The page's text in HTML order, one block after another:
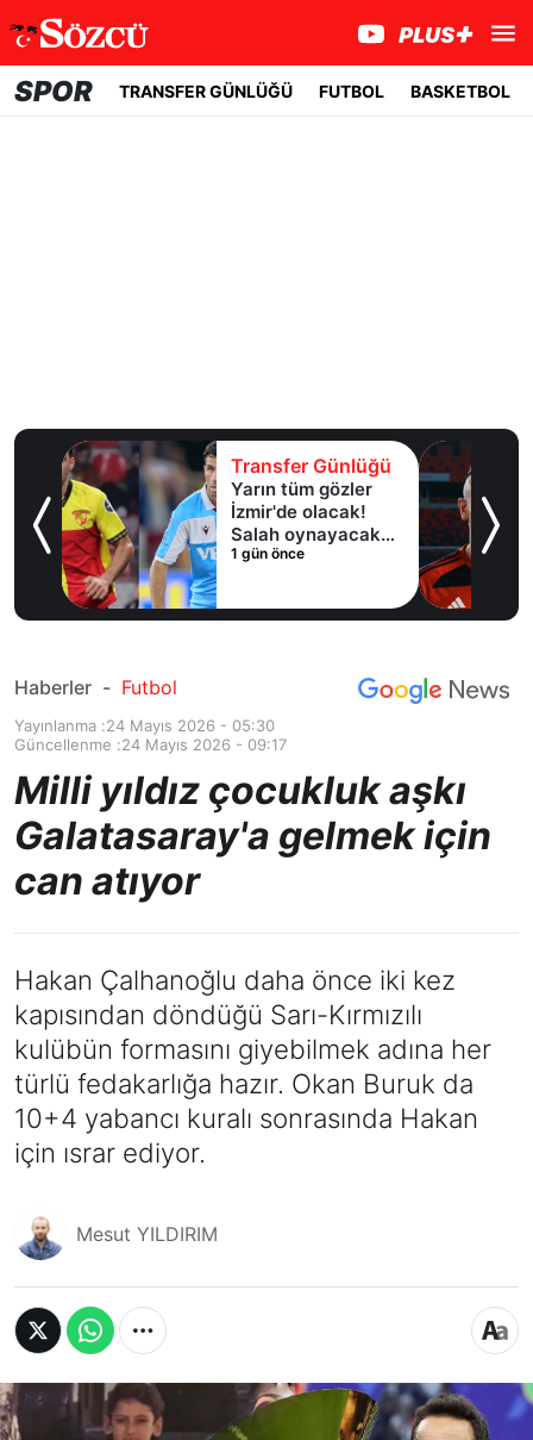
SPOR TRANSFER GÜNLÜĞÜ FUTBOL BASKETBOL
Transfer Günlüğü
Yarın tüm gözler
İzmir'de olacak!
Salah oynayacak
mı?
1 gün önce
Haberler - Futbol
Yayınlanma :24 Mayıs 2026 - 05:30
Güncellenme :24 Mayıs 2026 - 09:17
Milli yıldız çocukluk aşkı
Galatasaray'a gelmek için
can atıyor
Hakan Çalhanoğlu daha önce iki kez
kapısından döndüğü Sarı-Kırmızılı
kulübün formasını giyebilmek adına her
türlü fedakarlığa hazır. Okan Buruk da
10+4 yabancı kuralı sonrasında Hakan
için ısrar ediyor.
Mesut YILDIRIM